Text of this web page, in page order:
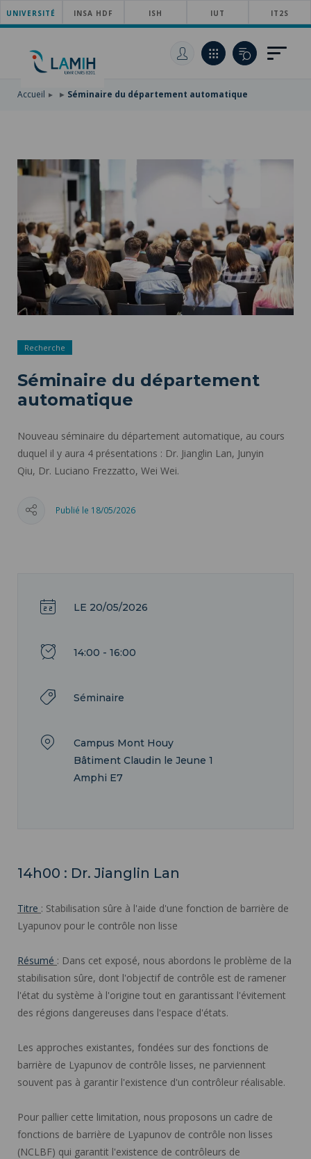
ACCÉDER
AU
PRINCIPAL
ALLER
CONTENU
PRINCIPAL
ACCÉDER
RECHERCHE
UNIVERSITÉ INSA HDF ISH IUT IT2S
Accueil Séminaire du département automatique
Recherche
Séminaire du département
automatique
Nouveau séminaire du département automatique, au cours
duquel il y aura 4 présentations : Dr. Jianglin Lan, Junyin
Qiu, Dr. Luciano Frezzatto, Wei Wei.
Publié le 18/05/2026
LE 20/05/2026
14:00 - 16:00
Séminaire
Campus Mont Houy
Bâtiment Claudin le Jeune 1
Amphi E7
14h00 : Dr. Jianglin Lan
Titre : Stabilisation sûre à l'aide d'une fonction de barrière de
Lyapunov pour le contrôle non lisse
Résumé : Dans cet exposé, nous abordons le problème de la
stabilisation sûre, dont l'objectif de contrôle est de ramener
l'état du système à l'origine tout en garantissant l'évitement
des régions dangereuses dans l'espace d'états.
Les approches existantes, fondées sur des fonctions de
barrière de Lyapunov de contrôle lisses, ne parviennent
souvent pas à garantir l'existence d'un contrôleur réalisable.
Pour pallier cette limitation, nous proposons un cadre de
fonctions de barrière de Lyapunov de contrôle non lisses
(NCLBF) qui garantit l'existence de contrôleurs de